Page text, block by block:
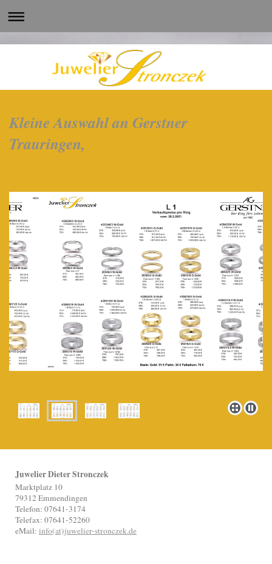
Kleine Auswahl an Gerstner
Trauringen,
Juwelier Dieter Stronczek
Marktplatz 10
79312 Emmendingen
Telefon: 07641-3174
Telefax: 07641-52260
eMail: info(at)juwelier-stronczek.de